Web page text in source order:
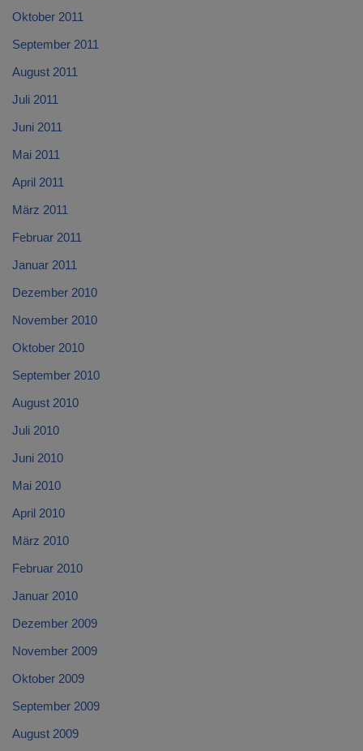
Oktober 2011
September 2011
August 2011
Juli 2011
Juni 2011
Mai 2011
April 2011
März 2011
Februar 2011
Januar 2011
Dezember 2010
November 2010
Oktober 2010
September 2010
August 2010
Juli 2010
Juni 2010
Mai 2010
April 2010
März 2010
Februar 2010
Januar 2010
Dezember 2009
November 2009
Oktober 2009
September 2009
August 2009